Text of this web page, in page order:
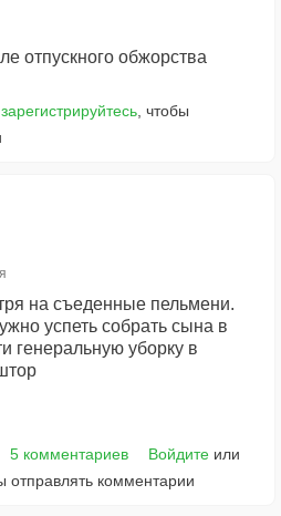
отпускного обжорства
зарегистрируйтесь, чтобы
на съеденные пельмени.
успеть собрать сына в
генеральную уборку в
5 комментариев Войдитеили
отправлять комментарии